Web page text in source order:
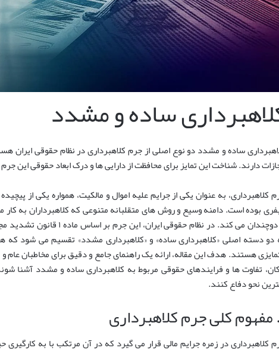
ساده و مشدد
ساده و مشدد دو نوع اصلی از جرم کلاهبرداری در نظام حقوقی ایران
دارند. شناخت این تمایز برای محافظت از دارایی ها و درک ابعاد حقوقی این
کلاهبرداری، به عنوان یکی از جرایم علیه اموال و مالکیت، همواره یکی از
بوده است. دامنه وسیع و روش های متقلبانه متنوعی که کلاهبرداران به
را دوچندان می کند. در نظام
دو دسته اصلی «کلاهبرداری ساده» و «کلاهبرداری مشدد» تقسیم می شود که
هستند. هدف این مقاله، ارائه یک راهنمای جامع و دقیق برای مخاطبان عام
تفاوت ها و فرایندهای حقوقی مربوط به کلاهبرداری ساده و مشدد آشنا
نحو دفاع کنند.
کلاهبرداری در زمره جرایم مالی قرار می گیرد که در آن مرتکب با به